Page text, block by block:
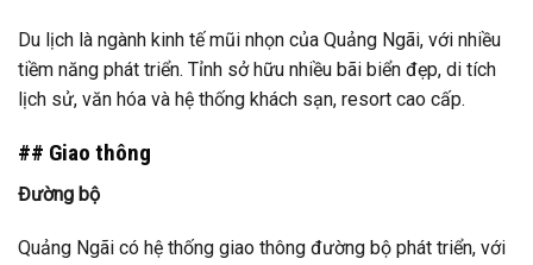
Du lịch là ngành kinh tế mũi nhọn của Quảng Ngãi, với nhiều
tiềm năng phát triển. Tỉnh sở hữu nhiều bãi biển đẹp, di tích
lịch sử, văn hóa và hệ thống khách sạn, resort cao cấp.
## Giao thông
Đường bộ
Quảng Ngãi có hệ thống giao thông đường bộ phát triển, với